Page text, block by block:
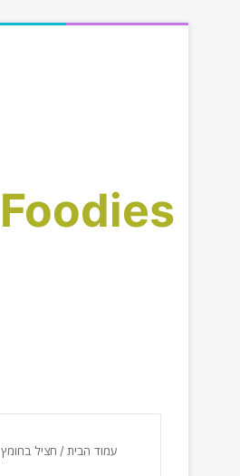
Foodies
עמוד הבית / חציל בחומץ